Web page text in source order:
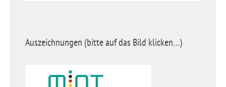
Auszeichnungen (bitte auf das Bild klicken…)